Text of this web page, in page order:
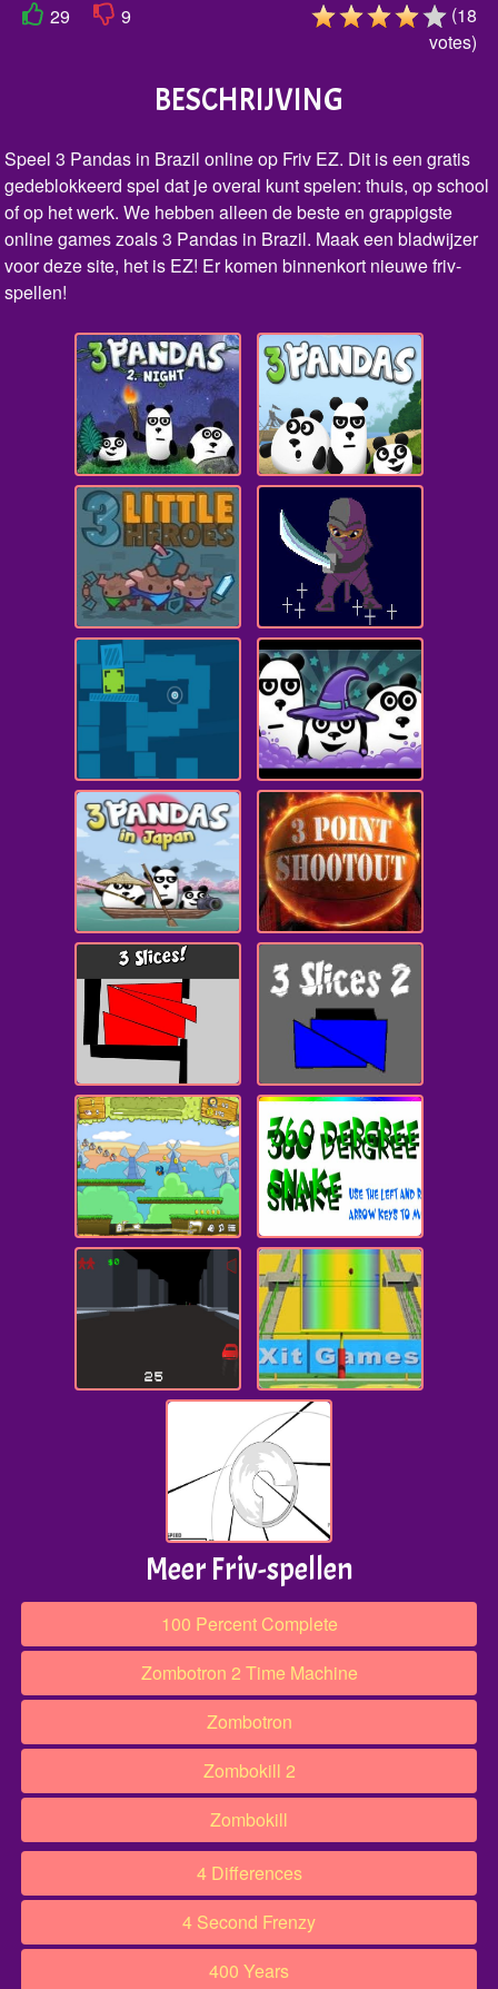
29 9 (18
votes)
BESCHRIJVING
Speel 3 Pandas in Brazil online op Friv EZ. Dit is een gratis
gedeblokkeerd spel dat je overal kunt spelen: thuis, op school
of op het werk. We hebben alleen de beste en grappigste
online games zoals 3 Pandas in Brazil. Maak een bladwijzer
voor deze site, het is EZ! Er komen binnenkort nieuwe friv-
spellen!
Meer Friv-spellen
100 Percent Complete
Zombotron 2 Time Machine
Zombotron
Zombokill 2
Zombokill
4 Differences
4 Second Frenzy
400 Years